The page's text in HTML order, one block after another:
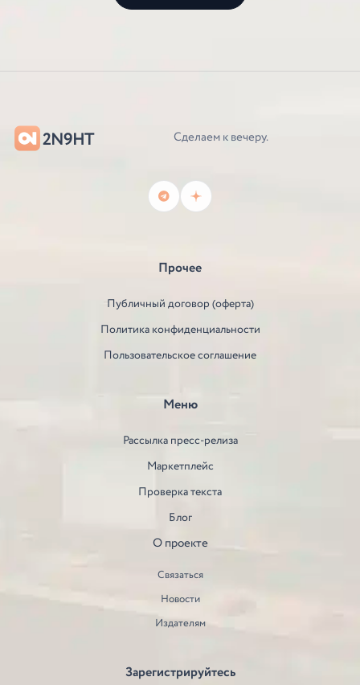
2N9HT Сделаем к вечеру.
Прочее
Публичный договор (оферта)
Политика конфиденциальности
Пользовательское соглашение
Меню
Рассылка пресс-релиза
Маркетплейс
Проверка текста
Блог
О проекте
Связаться
Новости
Издателям
Зарегистрируйтесь